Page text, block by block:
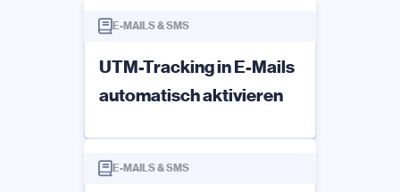
E-MAILS & SMS
UTM-Tracking in E-Mails
automatisch aktivieren
E-MAILS & SMS